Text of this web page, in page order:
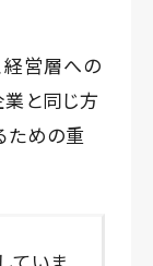
経営層への
と同じ方
ための重